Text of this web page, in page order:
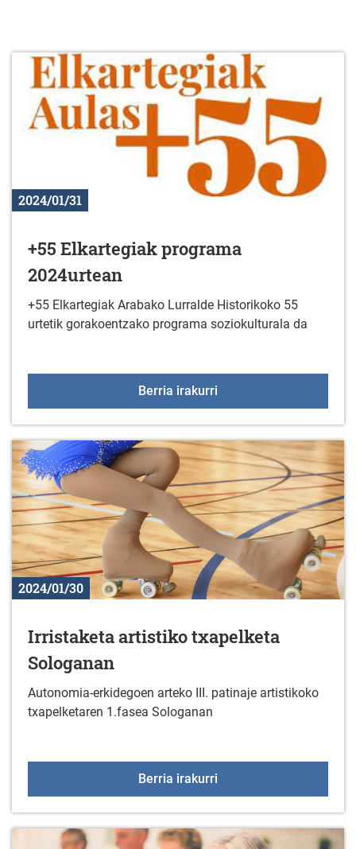
2024/01/31
+55 Elkartegiak programa
2024urtean
+55 Elkartegiak Arabako Lurralde Historikoko 55
urtetik gorakoentzako programa soziokulturala da
Berria irakurri
2024/01/30
Irristaketa artistiko txapelketa
Sologanan
Autonomia-erkidegoen arteko III. patinaje artistikoko
txapelketaren 1.fasea Sologanan
Berria irakurri